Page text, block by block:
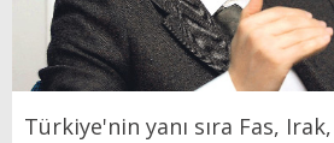
Türkiye'nin yanı sıra Fas,